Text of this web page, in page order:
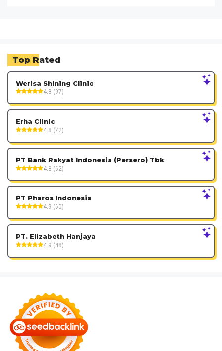
Top Rated
Werisa Shining Clinic
4.8 (97)
Erha Clinic
4.8 (72)
PT Bank Rakyat Indonesia (Persero) Tbk
4.8 (62)
PT Pharos Indonesia
4.9 (60)
PT. Elizabeth Hanjaya
4.9 (48)